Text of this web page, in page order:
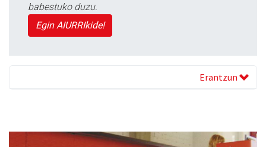
babestuko duzu.
Egin AIURRIkide!
Erantzun